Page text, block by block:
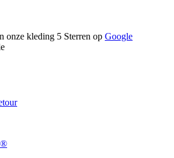
onze kleding 5 Sterren op Google